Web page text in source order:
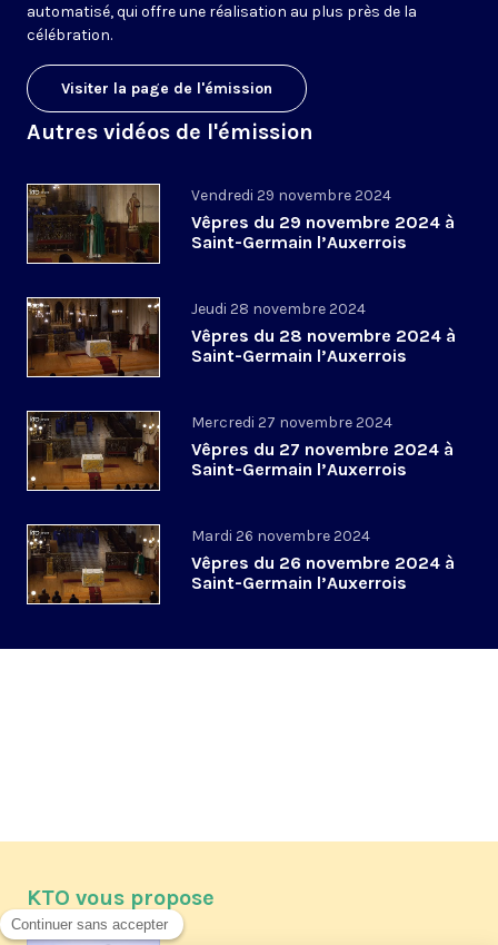
automatisé, qui offre une réalisation au plus près de la
célébration.
Visiter la page de l'émission
Autres vidéos de l'émission
Vendredi 29 novembre 2024
Vêpres du 29 novembre 2024 à
Saint-Germain l’Auxerrois
Jeudi 28 novembre 2024
Vêpres du 28 novembre 2024 à
Saint-Germain l’Auxerrois
Mercredi 27 novembre 2024
Vêpres du 27 novembre 2024 à
Saint-Germain l’Auxerrois
Mardi 26 novembre 2024
Vêpres du 26 novembre 2024 à
Saint-Germain l’Auxerrois
KTO vous propose